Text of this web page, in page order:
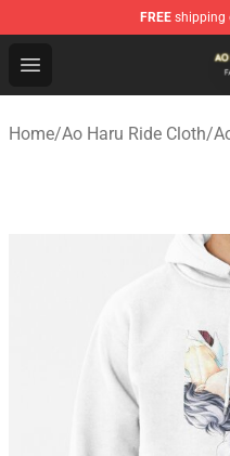
FREE shipping
Open menu
Ao Haru Ride Shop -
Home/Ao Haru Ride Cloth/